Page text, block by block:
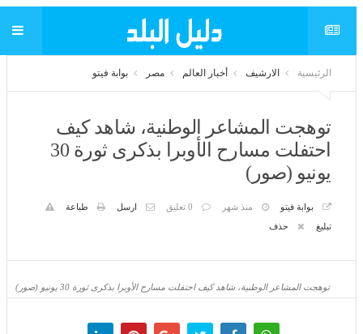
الرئيسية الارشيف أخبار العالم بوابة فيتو
توهجت المشاعر الوطنية، شاهد كيف
احتفلت مسارح الأوبرا بذكرى ثورة 30
يونيو (صور)
توهجت المشاعر الوطنية، شاهد كيف احتفلت مسارح الأوبرا بذكرى ثورة 30 يونيو (صور)